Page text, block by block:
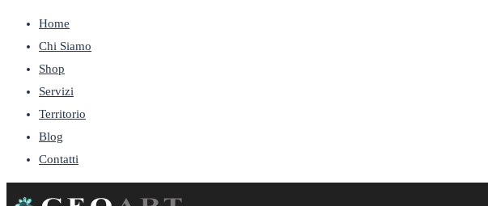
Home
Chi Siamo
Shop
Servizi
Territorio
Blog
Contatti